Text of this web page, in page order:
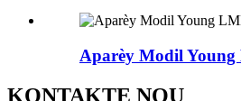
Aparèy Modil
KONTAKTE NOU